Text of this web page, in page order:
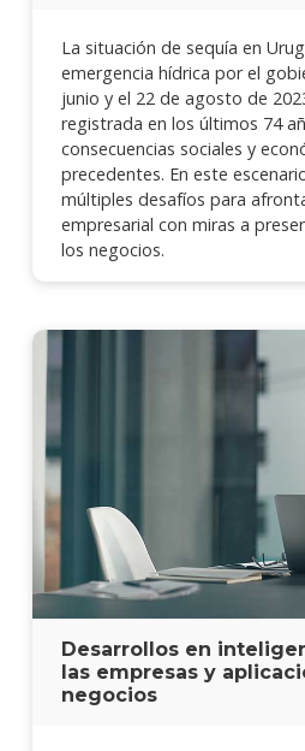
La situación de sequía en
emergencia hídrica por el
junio y el 22 de agosto de
registrada en los últimos 74
consecuencias sociales y
precedentes. En este
múltiples desafíos para
empresarial con miras a
los negocios.
Desarrollos en
las empresas y
negocios